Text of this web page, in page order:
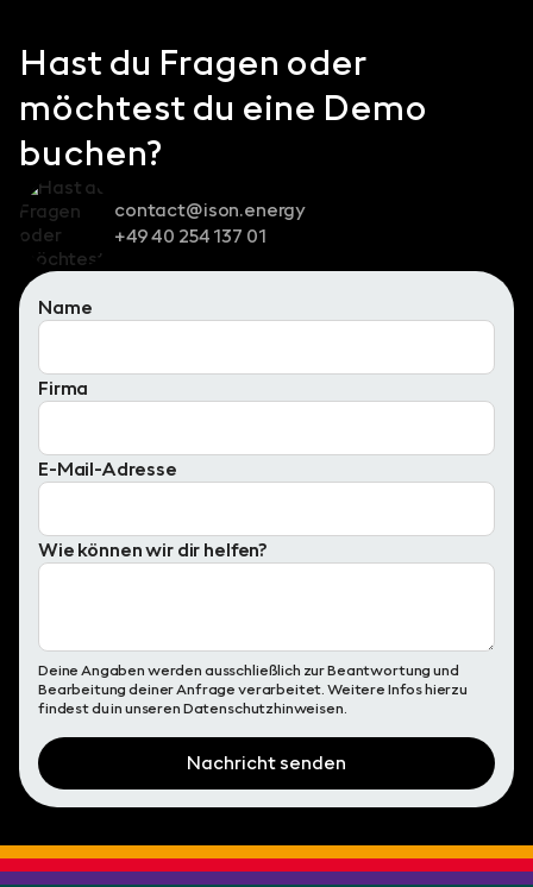
Hast du Fragen oder
möchtest du eine Demo
buchen?
contact@ison.energy
+49 40 254 137 01
Name
Firma
E-Mail-Adresse
Wie können wir dir helfen?
Deine Angaben werden ausschließlich zur Beantwortung und
Bearbeitung deiner Anfrage verarbeitet. Weitere Infos hierzu
findest du in unseren Datenschutzhinweisen.